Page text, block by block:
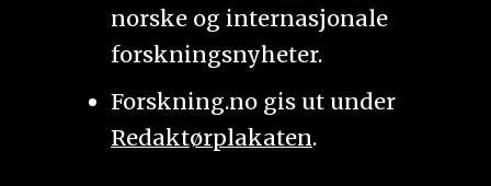
norske og internasjonale
forskningsnyheter.
Forskning.no gis ut under
Redaktørplakaten.